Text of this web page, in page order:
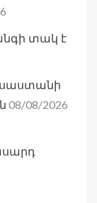
տակ է
08/08/2026